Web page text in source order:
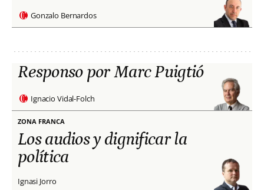
Gonzalo Bernardos
Responso por Marc Puigtió
Ignacio Vidal-Folch
ZONA FRANCA
Los audios y dignificar la
política
Ignasi Jorro